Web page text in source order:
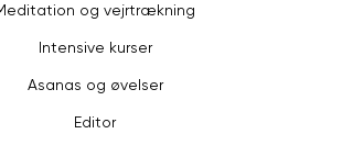
og vejrtrækning
Intensive kurser
Asanas og øvelser
Editor